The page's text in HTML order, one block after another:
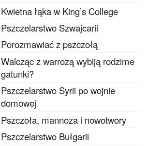
Kwietna łąka w King’s College
Pszczelarstwo Szwajcarii
Porozmawiać z pszczołą
Walcząc z warrozą wybiją rodzime
gatunki?
Pszczelarstwo Syrii po wojnie
domowej
Pszczoła, mannoza i nowotwory
Pszczelarstwo Bułgarii